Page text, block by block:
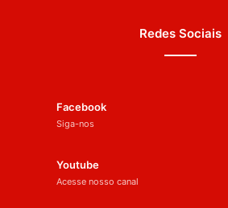
Redes Sociais
Facebook
Siga-nos
Youtube
Acesse nosso canal